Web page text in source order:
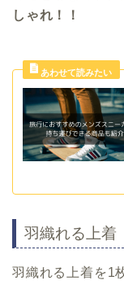
しゃれ！！
羽織れる上着
羽織れる上着を1